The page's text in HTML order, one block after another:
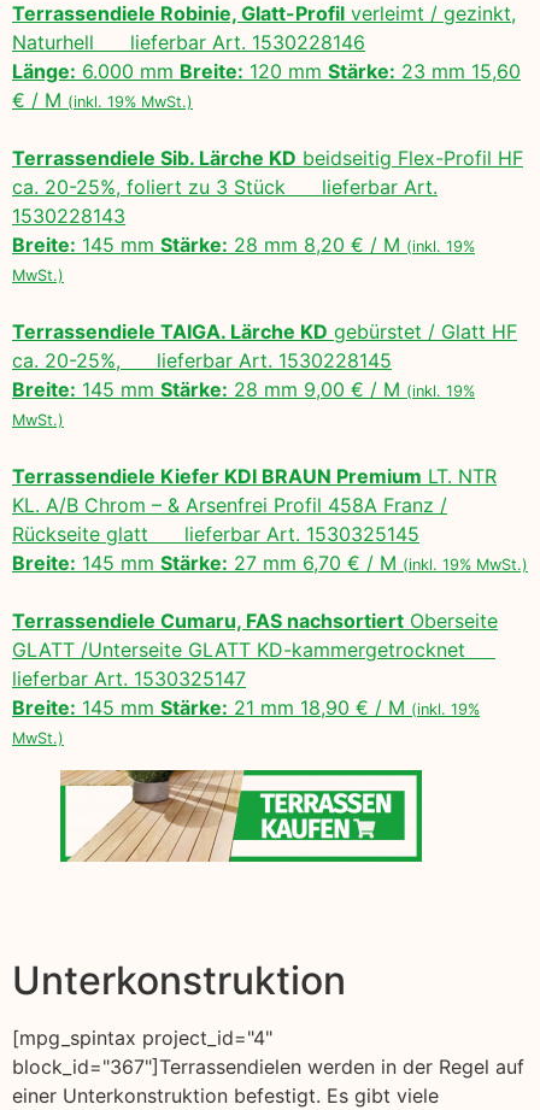
Terrassendiele Robinie, Glatt-Profil verleimt / gezinkt,
Naturhell lieferbar Art. 1530228146
Länge: 6.000 mm Breite: 120 mm Stärke: 23 mm 15,60
€ / M (inkl. 19% MwSt.)
Terrassendiele Sib. Lärche KD beidseitig Flex-Profil HF
ca. 20-25%, foliert zu 3 Stück lieferbar Art.
1530228143
Breite: 145 mm Stärke: 28 mm 8,20 € / M (inkl. 19%
MwSt.)
Terrassendiele TAIGA. Lärche KD gebürstet / Glatt HF
ca. 20-25%, lieferbar Art. 1530228145
Breite: 145 mm Stärke: 28 mm 9,00 € / M (inkl. 19%
MwSt.)
Terrassendiele Kiefer KDI BRAUN Premium LT. NTR
KL. A/B Chrom – & Arsenfrei Profil 458A Franz /
Rückseite glatt lieferbar Art. 1530325145
Breite: 145 mm Stärke: 27 mm 6,70 € / M (inkl. 19% MwSt.)
Terrassendiele Cumaru, FAS nachsortiert Oberseite
GLATT /Unterseite GLATT KD-kammergetrocknet
lieferbar Art. 1530325147
Breite: 145 mm Stärke: 21 mm 18,90 € / M (inkl. 19%
MwSt.)
Unterkonstruktion
[mpg_spintax project_id="4"
block_id="367"]Terrassendielen werden in der Regel auf
einer Unterkonstruktion befestigt. Es gibt viele